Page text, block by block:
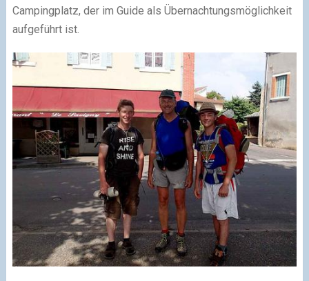
Campingplatz, der im Guide als Übernachtungsmöglichkeit
aufgeführt ist.